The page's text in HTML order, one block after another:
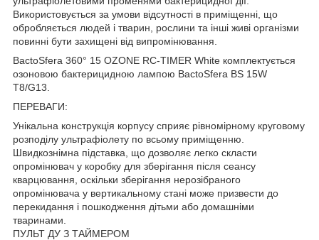
Використовується за умови відсутності в приміщенні, що
обробляється людей і тварин, рослини та інші живі організми
повинні бути захищені від випромінювання.
BactoSfera 360° 15 OZONE RC-TIMER White комплектується
озоновою бактерицидною лампою BactoSfera BS 15W
T8/G13.
ПЕРЕВАГИ:
Унікальна конструкція корпусу сприяє рівномірному круговому
розподілу ультрафіолету по всьому приміщенню.
Швидкознімна підставка, що дозволяє легко скласти
опромінювач у коробку для зберігання після сеансу
кварцювання, оскільки зберігання нерозібраного
опромінювача у вертикальному стані може призвести до
перекидання і пошкодження дітьми або домашніми
тваринами.
ПУЛЬТ ДУ З ТАЙМЕРОМ